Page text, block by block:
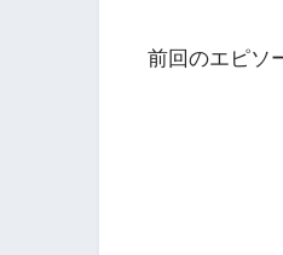
前回のエピソ